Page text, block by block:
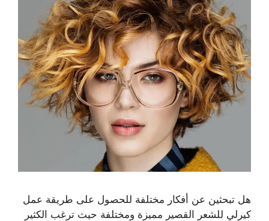
هل تبحثين عن أفكار مختلفة للحصول على طريقة عمل
كيرلي للشعر القصير مميزة ومختلفة حيث ترغب الكثير